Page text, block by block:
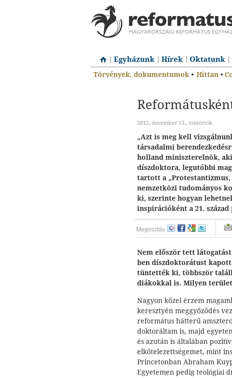
Egyházunk Hírek Oktatunk
Törvények, dokumentumok • Hittan •
2012. december 13., csütörtök
„Azt is meg kell
társadalmi
holland miniszterelnök,
díszdoktora, legutóbbi
tartott a
nemzetközi tudományos
ki, szerinte hogyan
inspirációként a 21.
Megosztás
Nem először tett
ben díszdoktorátust
tüntették ki, többször
diákokkal is. Milyen
Nagyon közel érzem
keresztyén meggyőződés
református hátterű
doktoráltam is, majd
és azután is általában
elkötelezettségemet, mint
Princetonban Abraham
Egyetemen pedig teológiai